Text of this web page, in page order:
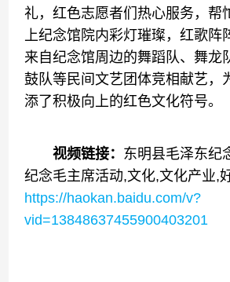
礼，红色志愿者们热心服务，帮
上纪念馆院内彩灯璀璨，红歌阵
来自纪念馆周边的舞蹈队、舞龙
鼓队等民间文艺团体竞相献艺，
添了积极向上的红色文化符号。
视频链接： 东明县毛泽东纪
纪念毛主席活动,文化,文化产业,
https://haokan.baidu.com/v?
vid=13848637455900403201